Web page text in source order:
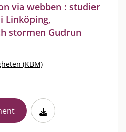
via webben : studier
Linköping,
stormen Gudrun
(KBM)